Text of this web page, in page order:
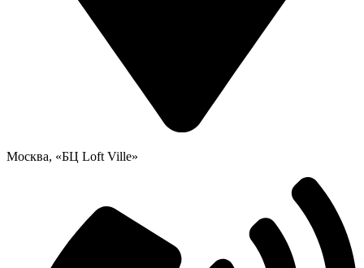
Москва, «БЦ Loft Ville»